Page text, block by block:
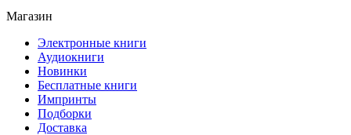
Магазин
Электронные книги
Аудиокниги
Новинки
Бесплатные книги
Импринты
Подборки
Доставка